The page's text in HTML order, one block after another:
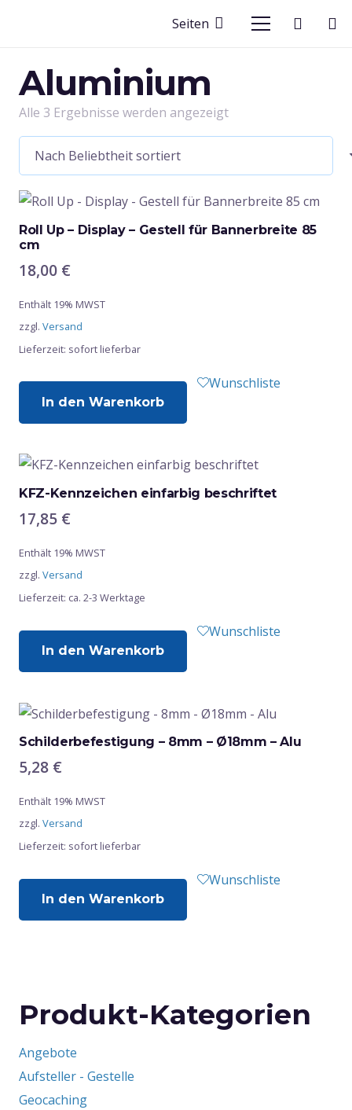
Seiten
Aluminium
Alle 3 Ergebnisse werden angezeigtNach
Beliebtheit
Roll Up – Display – Gestell für Bannerbreite 85
cm
18,00 €
Enthält 19% MWST
zzgl. Versand
Lieferzeit: sofort lieferbar
In den Warenkorb
Wunschliste
KFZ-Kennzeichen einfarbig beschriftet
17,85 €
Enthält 19% MWST
zzgl. Versand
Lieferzeit: ca. 2-3 Werktage
In den Warenkorb
Wunschliste
Schilderbefestigung – 8mm – Ø18mm – Alu
5,28 €
Enthält 19% MWST
zzgl. Versand
Lieferzeit: sofort lieferbar
In den Warenkorb
Wunschliste
Produkt-Kategorien
Angebote
Aufsteller - Gestelle
Geocaching